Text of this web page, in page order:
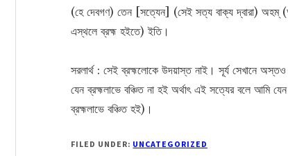
(হে দেবগণ) তেন [সত্যেন] (সেই সত্য বাক্য দ্বারা) অহম্
এস্থলে ব্রহ্ম হইতে) ইতি।
সরলার্থ : সেই ব্রহ্মলোকে উদয়াস্ত নাই। সূর্য সেখানে
যেন ব্রহ্মলাভে বঞ্চিত না হই অর্থাৎ এই সত্যের বলে আমি
ব্রহ্মলাভে বঞ্চিত হই)।
FILED UNDER: UNCATEGORIZED